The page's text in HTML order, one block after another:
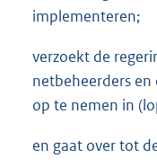
implementeren;
verzoekt de
netbeheerders en
op te nemen in
en gaat over tot